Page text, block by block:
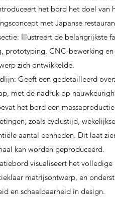
het bord het doel van
met Japanse
Illustreert de belangrijkste
prototyping, CNC-bewerking
zich ontwikkelde.
Geeft een gedetailleerd
met de nadruk op
het bord een
zoals cyclustijd,
aantal eenheden. Dit laat
kan worden geproduceerd.
visualiseert het
matrijsontwerp, en
en schaalbaarheid in design.